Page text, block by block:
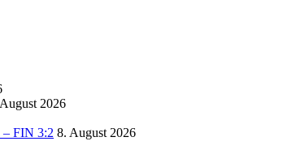
2026
– FIN 3:2 8. August 2026